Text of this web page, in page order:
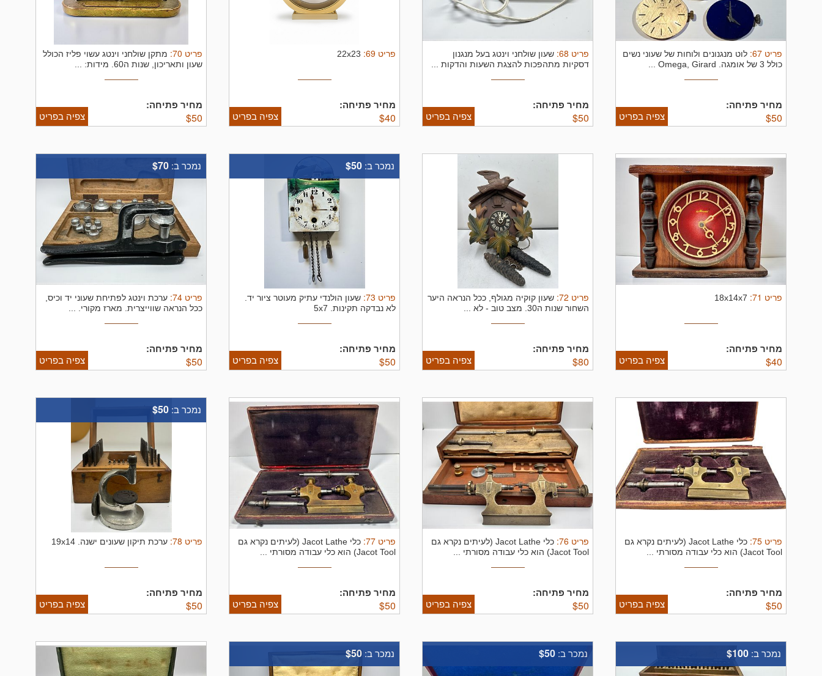
פריט 67
: לוט מנגנונים ולוחות של שעוני נשים
כולל 3 של אומגה. Omega, Girard ...
מחיר פתיחה:
$50 צפיה בפריט
פריט 68
: שעון שולחני וינטג בעל מנגנון
דסקיות מתהפכות להצגת השעות והדקות ...
מחיר פתיחה:
$50 צפיה בפריט
פריט 69
:
22x23
מחיר פתיחה:
$40 צפיה בפריט
פריט 70
: מתקן שולחני וינטג עשוי פליז הכולל
שעון ותאריכון, שנות ה60.
מידות: ...
מחיר פתיחה:
$50 צפיה בפריט
פריט 71
:
18x14x7
מחיר פתיחה:
$40 צפיה בפריט
פריט 72
: שעון קוקיה מגולף, ככל הנראה היער
השחור שנות ה30. מצב טוב - לא ...
מחיר פתיחה:
$80 צפיה בפריט
נמכר ב: $50
פריט 73
: שעון הולנדי עתיק מעוטר ציור יד.
לא נבדקה תקינות. 5x7
מחיר פתיחה:
$50 צפיה בפריט
נמכר ב: $70
פריט 74
: ערכת וינטג לפתיחת שעוני יד וכיס,
ככל הנראה שווייצרית. מארז מקורי.
מחיר פתיחה:
$50 צפיה בפריט
פריט 75
:
כלי Jacot Lathe (לעיתים נקרא גם
Jacot Tool) הוא כלי עבודה מסורתי ...
מחיר פתיחה:
$50 צפיה בפריט
פריט 76
:
כלי Jacot Lathe (לעיתים נקרא גם
Jacot Tool) הוא כלי עבודה מסורתי ...
מחיר פתיחה:
$50 צפיה בפריט
פריט 77
:
כלי Jacot Lathe (לעיתים נקרא גם
Jacot Tool) הוא כלי עבודה מסורתי ...
מחיר פתיחה:
$50 צפיה בפריט
נמכר ב: $50
פריט 78
: ערכת תיקון שעונים ישנה. 19x14
מחיר פתיחה:
$50 צפיה בפריט
נמכר ב: $100 נמכר ב: $50 נמכר ב: $50